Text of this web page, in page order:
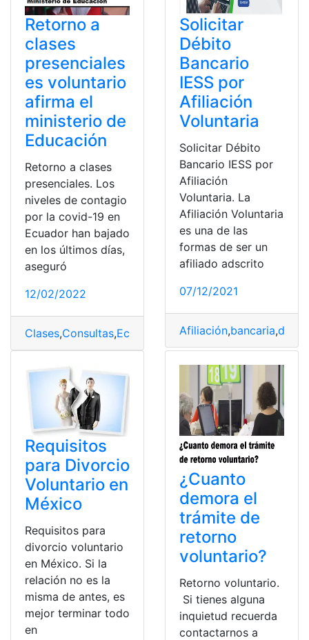
Retorno a
clases
presenciales
es voluntario
afirma el
ministerio de
Educación
Retorno a clases
presenciales. Los
niveles de contagio
por la covid-19 en
Ecuador han bajado
en los últimos días,
aseguró
12/02/2022
Clases,Consultas,Ecuador Educación,Ministerio de
Solicitar
Débito
Bancario
IESS por
Afiliación
Voluntaria
Solicitar Débito
Bancario IESS por
Afiliación
Voluntaria. La
Afiliación Voluntaria
es una de las
formas de ser un
afiliado adscrito
07/12/2021
Afiliación,bancaria,
Requisitos
para Divorcio
Voluntario en
México
Requisitos para
divorcio voluntario
en México. Si la
relación no es la
misma de antes, es
mejor terminar todo
en
¿Cuanto
demora el
trámite de
retorno
voluntario?
Retorno voluntario.
Si tienes alguna
inquietud recuerda
contactarnos a